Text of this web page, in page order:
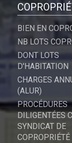
BIEN EN
NB LOTS
DONT LOTS
D'HABITATION
CHARGES
(ALUR)
PROCÉDURES
DILIGENTÉES
SYNDICAT DE
COPROPRIÉTÉ